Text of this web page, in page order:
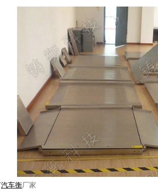
汽车衡厂家